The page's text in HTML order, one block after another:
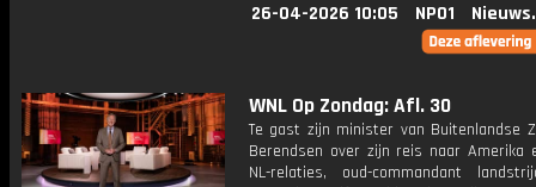
26-04-2026 10:05 NPO1
WNL Op Zondag: Afl. 30
Te gast zijn minister van Buitenlandse
Berendsen over zijn reis naar Amerika
NL-relaties, oud-commandant